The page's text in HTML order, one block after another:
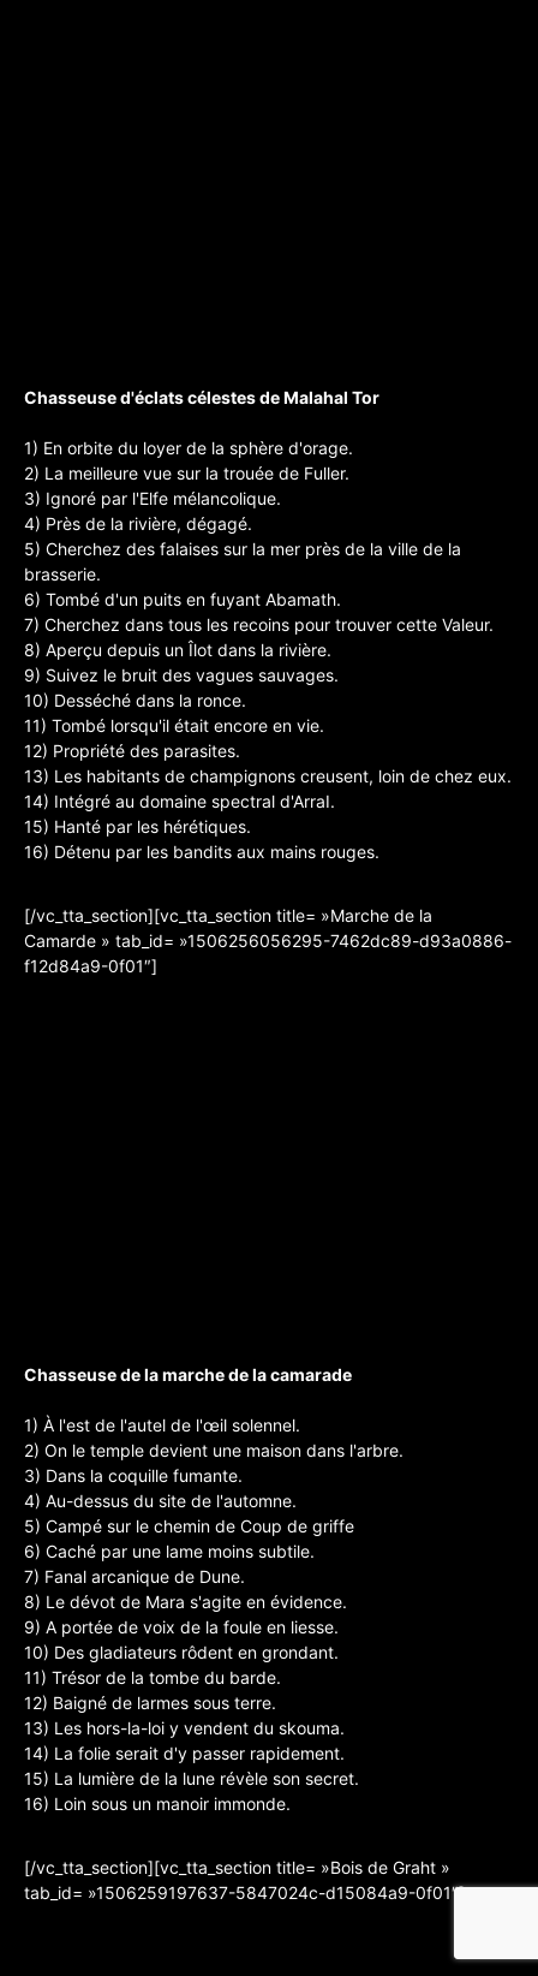
Chasseuse d'éclats célestes de Malahal Tor
1) En orbite du loyer de la sphère d'orage.
2) La meilleure vue sur la trouée de Fuller.
3) Ignoré par l'Elfe mélancolique.
4) Près de la rivière, dégagé.
5) Cherchez des falaises sur la mer près de la ville de la
brasserie.
6) Tombé d'un puits en fuyant Abamath.
7) Cherchez dans tous les recoins pour trouver cette Valeur.
8) Aperçu depuis un Îlot dans la rivière.
9) Suivez le bruit des vagues sauvages.
10) Desséché dans la ronce.
11) Tombé lorsqu'il était encore en vie.
12) Propriété des parasites.
13) Les habitants de champignons creusent, loin de chez eux.
14) Intégré au domaine spectral d'ArraI.
15) Hanté par les hérétiques.
16) Détenu par les bandits aux mains rouges.
[/vc_tta_section][vc_tta_section title= »Marche de la
Camarde » tab_id= »1506256056295-7462dc89-d93a0886-
f12d84a9-0f01″]
Chasseuse de la marche de la camarade
1) À l'est de l'autel de l'œil solennel.
2) On le temple devient une maison dans l'arbre.
3) Dans la coquille fumante.
4) Au-dessus du site de l'automne.
5) Campé sur le chemin de Coup de griffe
6) Caché par une lame moins subtile.
7) Fanal arcanique de Dune.
8) Le dévot de Mara s'agite en évidence.
9) A portée de voix de la foule en liesse.
10) Des gladiateurs rôdent en grondant.
11) Trésor de la tombe du barde.
12) Baigné de larmes sous terre.
13) Les hors-la-loi y vendent du skouma.
14) La folie serait d'y passer rapidement.
15) La lumière de la lune révèle son secret.
16) Loin sous un manoir immonde.
[/vc_tta_section][vc_tta_section title= »Bois de Graht »
tab_id= »1506259197637-5847024c-d15084a9-0f01″]